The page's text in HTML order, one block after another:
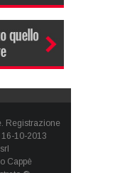
Registrazione
10-2013
Cappè